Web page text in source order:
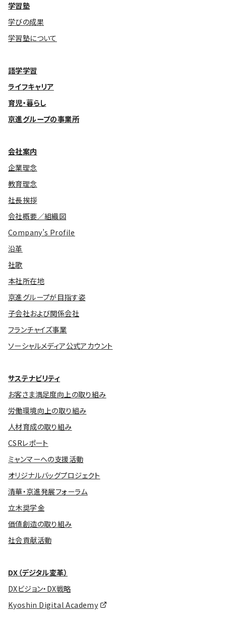
学習塾
学びの成果
学習塾について
語学学習
ライフキャリア
育児・暮らし
京進グループの事業所
会社案内
企業理念
教育理念
社長挨拶
会社概要／組織図
Company’s Profile
沿革
社歌
本社所在地
京進グループが目指す姿
子会社および関係会社
フランチャイズ事業
ソーシャルメディア公式アカウント
サステナビリティ
お客さま満足度向上の取り組み
労働環境向上の取り組み
人材育成の取り組み
CSRレポート
ミャンマーへの支援活動
オリジナルバッグプロジェクト
清華・京進発展フォーラム
立木奨学金
価値創造の取り組み
社会貢献活動
DX（デジタル変革）
DXビジョン・DX戦略
Kyoshin Digital Academy